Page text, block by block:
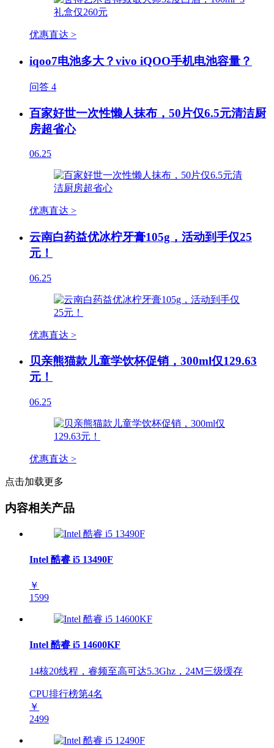
优惠直达 >
iqoo7电池多大？vivo iQOO手机电池容量？
问答 4
百家好世一次性懒人抹布，50片仅6.5元清洁厨
房超省心
06.25
优惠直达 >
云南白药益优冰柠牙膏105g，活动到手仅25
元！
06.25
优惠直达 >
贝亲熊猫款儿童学饮杯促销，300ml仅129.63
元！
06.25
优惠直达 >
点击加载更多
内容相关产品
Intel 酷睿 i5 13490F
￥
1599
Intel 酷睿 i5 14600KF
14核20线程，睿频至高可达5.3Ghz，24M三级缓存
CPU排行榜第4名
￥
2499